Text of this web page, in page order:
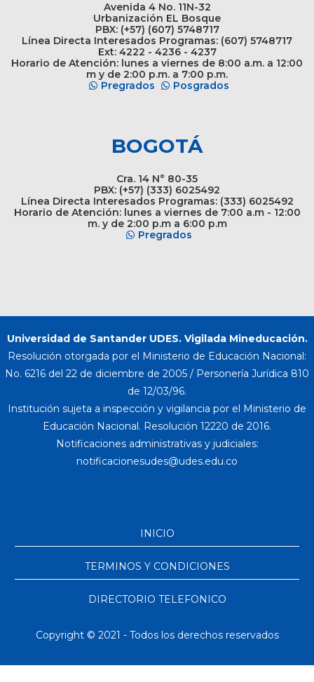
Avenida 4 No. 11N-32
Urbanización EL Bosque
PBX: (+57) (607) 5748717
Línea Directa Interesados Programas: (607) 5748717
Ext: 4222 - 4236 - 4237
Horario de Atención: lunes a viernes de 8:00 a.m. a 12:00
m y de 2:00 p.m. a 7:00 p.m.
Pregrados
Posgrados
BOGOTÁ
Cra. 14 N° 80-35
PBX: (+57) (333) 6025492
Línea Directa Interesados Programas: (333) 6025492
Horario de Atención: lunes a viernes de 7:00 a.m - 12:00
m. y de 2:00 p.m a 6:00 p.m
Pregrados
Universidad de Santander UDES. Vigilada Mineducación.
Resolución otorgada por el Ministerio de Educación Nacional:
No. 6216 del 22 de diciembre de 2005 / Personería Jurídica 810
de 12/03/96.
Institución sujeta a inspección y vigilancia por el Ministerio de
Educación Nacional. Resolución 12220 de 2016.
Notificaciones administrativas y judiciales:
INICIO
TERMINOS Y CONDICIONES
DIRECTORIO TELEFONICO
Copyright © 2021 - Todos los derechos reservados